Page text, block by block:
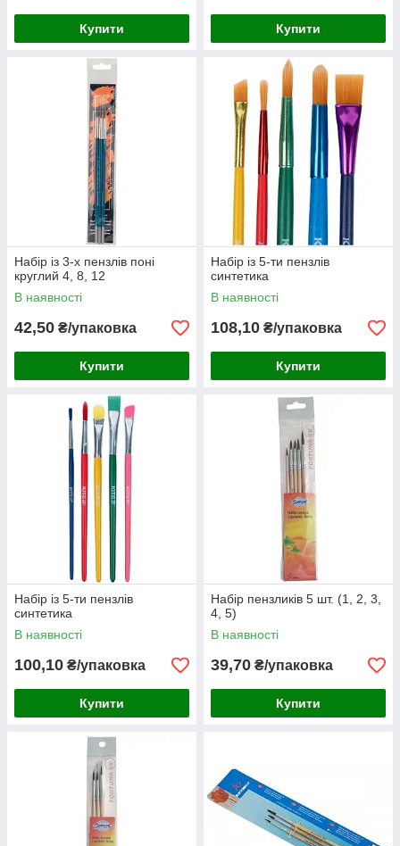
Купити Купити
Набір із 3-х пензлів поні
круглий 4, 8, 12
В наявності
42,50 ₴/упаковка
Купити
Набір із 5-ти пензлів
синтетика
В наявності
108,10 ₴/упаковка
Купити
Набір із 5-ти пензлів
синтетика
В наявності
100,10 ₴/упаковка
Купити
Набір пензликів 5 шт. (1, 2, 3,
4, 5)
В наявності
39,70 ₴/упаковка
Купити